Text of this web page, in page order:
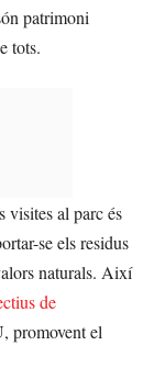
patrimoni
tots.
visites al parc és
se els residus
naturals. Així
de
promovent el